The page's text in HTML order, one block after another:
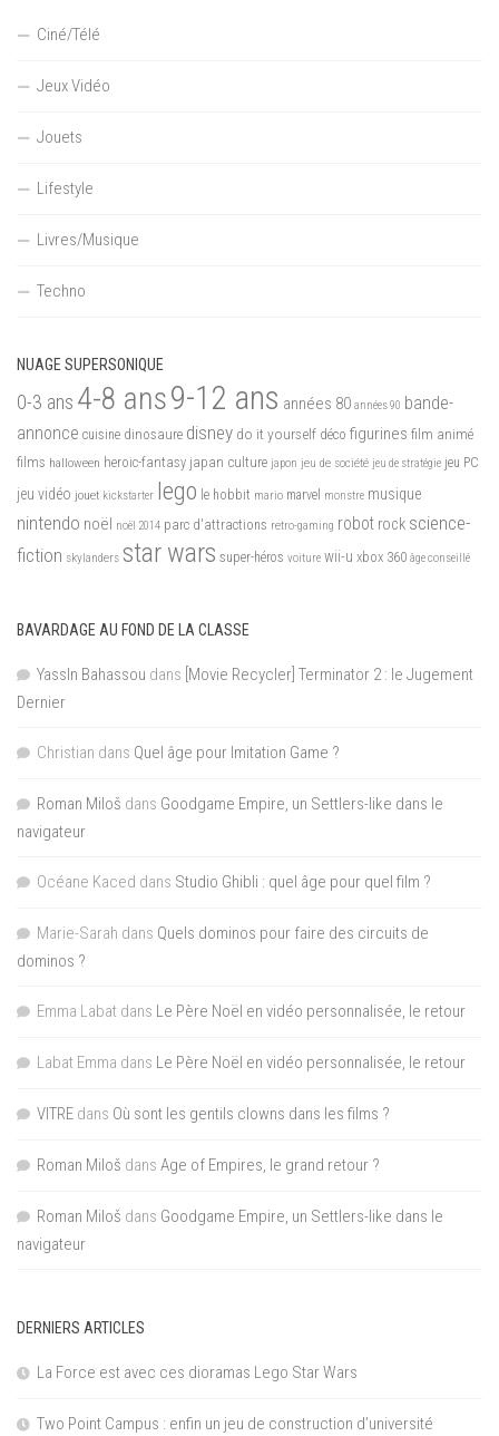
Ciné/Télé
Jeux Vidéo
Jouets
Lifestyle
Livres/Musique
Techno
NUAGE SUPERSONIQUE
0-3 ans 4-8 ans9-12 ans années 80 années 90 bande-
annonce cuisine dinosaure disney do it yourself déco figurines film animé
films halloween heroic-fantasy japan culture japon jeu de société jeu de stratégie jeu PC
jeu vidéo jouet kickstarter lego le hobbit mario marvel monstre musique
nintendo noël noël 2014 parc d'attractions retro-gaming robot rock science-
fiction skylanders star wars super-héros voiture wii-u xbox 360 âge conseillé
BAVARDAGE AU FOND DE LA CLASSE
YassIn Bahassou dans [Movie Recycler] Terminator 2 : le Jugement
Dernier
Christian dans Quel âge pour Imitation Game ?
Roman Miloš dans Goodgame Empire, un Settlers-like dans le
navigateur
Océane Kaced dans Studio Ghibli : quel âge pour quel film ?
Marie-Sarah dans Quels dominos pour faire des circuits de
dominos ?
Emma Labat dans Le Père Noël en vidéo personnalisée, le retour
Labat Emma dans Le Père Noël en vidéo personnalisée, le retour
VITRE dans Où sont les gentils clowns dans les films ?
Roman Miloš dans Age of Empires, le grand retour ?
Roman Miloš dans Goodgame Empire, un Settlers-like dans le
navigateur
DERNIERS ARTICLES
La Force est avec ces dioramas Lego Star Wars
Two Point Campus : enfin un jeu de construction d’université